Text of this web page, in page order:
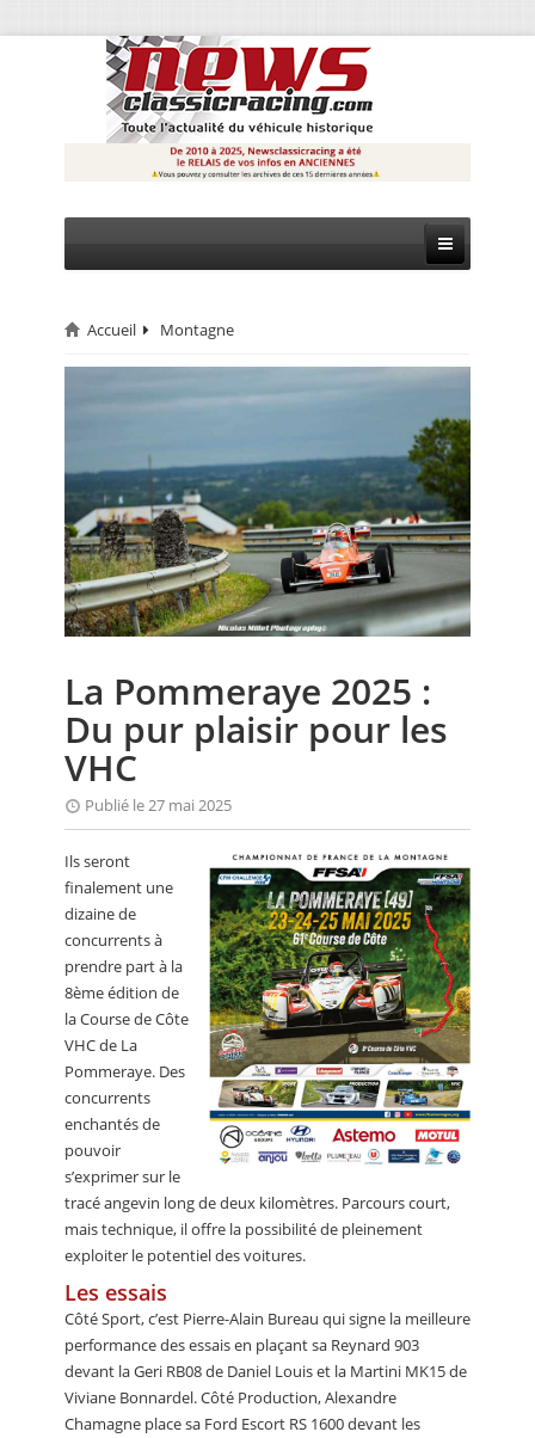
CIRCUIT
EVÈNEMENTS
CALENDRIER
FOCUS
ANNUAIRES
PETITES ANNONCES
Accueil Montagne
La Pommeraye 2025 :
Du pur plaisir pour les
VHC
Publié le 27 mai 2025
Ils seront
finalement une
dizaine de
concurrents à
prendre part à la
8ème édition de
la Course de Côte
VHC de La
Pommeraye. Des
concurrents
enchantés de
pouvoir
s’exprimer sur le
tracé angevin long de deux kilomètres. Parcours court,
mais technique, il offre la possibilité de pleinement
exploiter le potentiel des voitures.
Les essais
Côté Sport, c’est Pierre-Alain Bureau qui signe la meilleure
performance des essais en plaçant sa Reynard 903
devant la Geri RB08 de Daniel Louis et la Martini MK15 de
Viviane Bonnardel. Côté Production, Alexandre
Chamagne place sa Ford Escort RS 1600 devant les